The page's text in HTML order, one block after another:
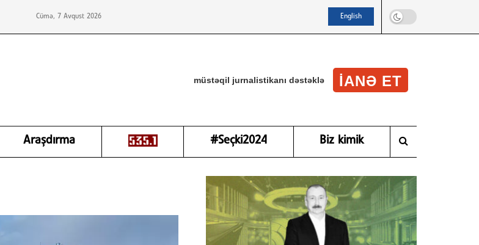
Cümə, 7 Avqust 2026 English
müstəqil jurnalistikanı dəstəklə IANƏ ET
Araşdırma #Seçki2024 Biz kimik